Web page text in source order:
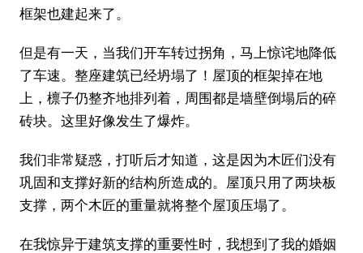
框架也建起来了。
但是有一天，当我们开车转过拐角，马上惊诧地降低
了车速。整座建筑已经坍塌了！屋顶的框架掉在地
上，檩子仍整齐地排列着，周围都是墙壁倒塌后的碎
砖块。这里好像发生了爆炸。
我们非常疑惑，打听后才知道，这是因为木匠们没有
巩固和支撑好新的结构所造成的。屋顶只用了两块板
支撑，两个木匠的重量就将整个屋顶压塌了。
在我惊异于建筑支撑的重要性时，我想到了我的婚姻